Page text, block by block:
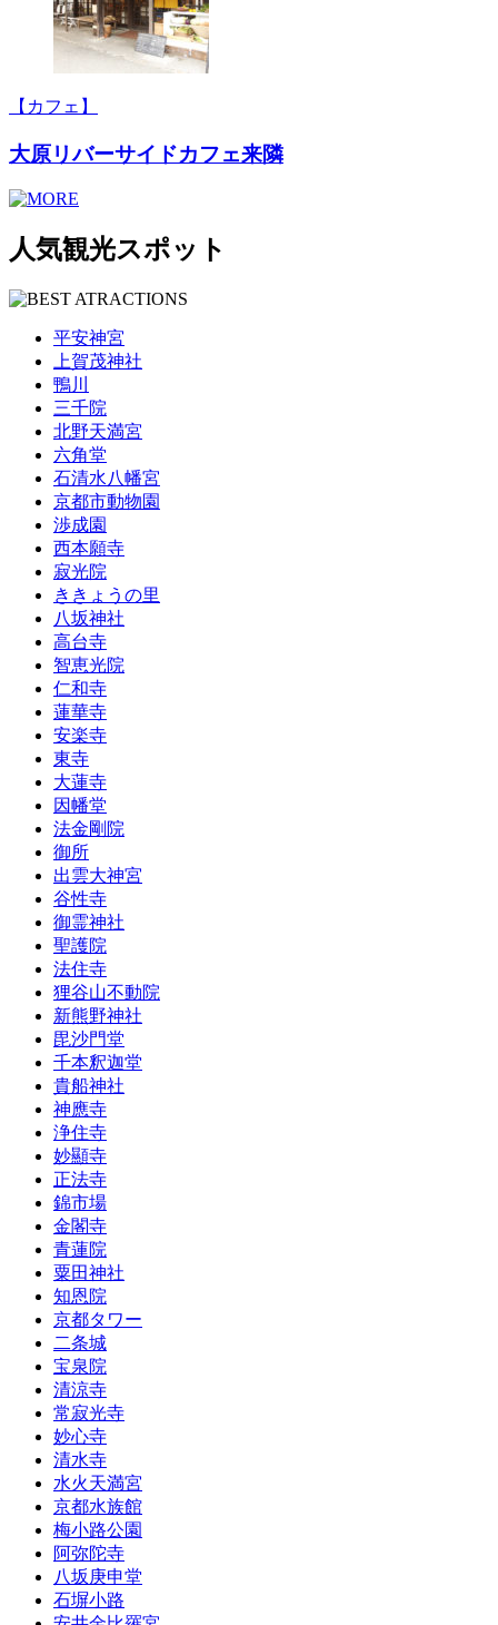
【カフェ】
大原リバーサイドカフェ来隣
人気観光スポット
平安神宮
上賀茂神社
鴨川
三千院
北野天満宮
六角堂
石清水八幡宮
京都市動物園
渉成園
西本願寺
寂光院
ききょうの里
八坂神社
高台寺
智恵光院
仁和寺
蓮華寺
安楽寺
東寺
大蓮寺
因幡堂
法金剛院
御所
出雲大神宮
谷性寺
御霊神社
聖護院
法住寺
狸谷山不動院
新熊野神社
毘沙門堂
千本釈迦堂
貴船神社
神應寺
浄住寺
妙顯寺
正法寺
錦市場
金閣寺
青蓮院
粟田神社
知恩院
京都タワー
二条城
宝泉院
清涼寺
常寂光寺
妙心寺
清水寺
水火天満宮
京都水族館
梅小路公園
阿弥陀寺
八坂庚申堂
石塀小路